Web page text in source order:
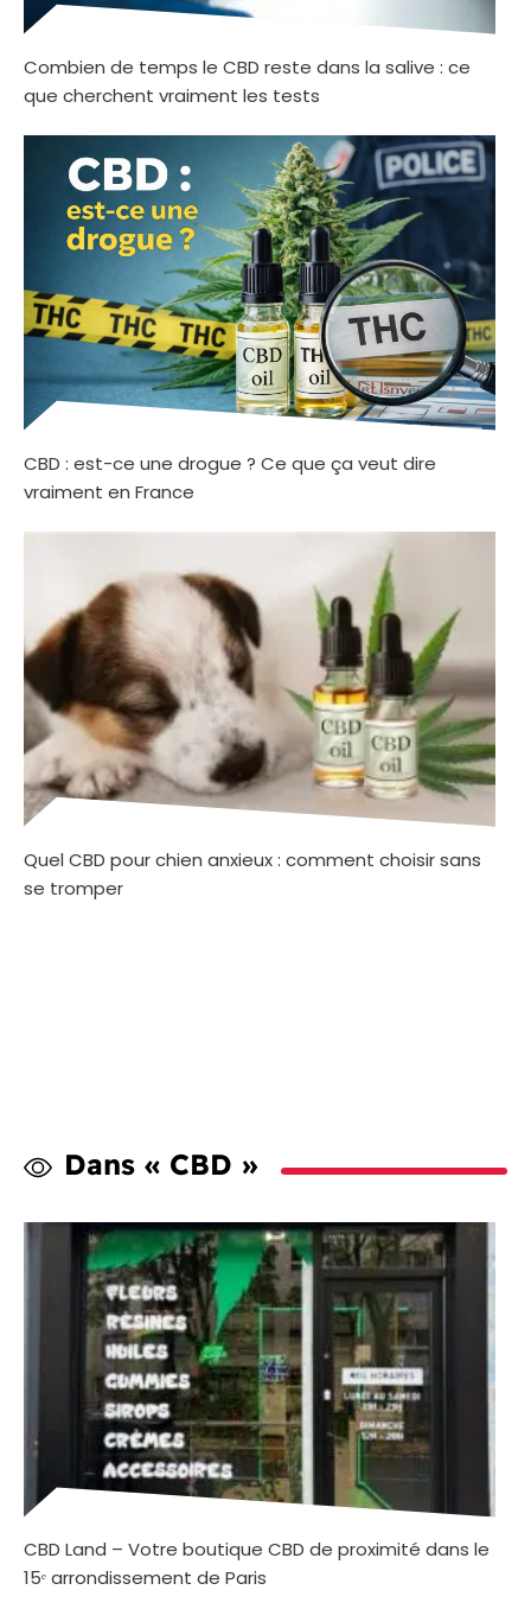
Combien de temps le CBD reste dans la salive : ce
que cherchent vraiment les tests
CBD : est-ce une drogue ? Ce que ça veut dire
vraiment en France
Quel CBD pour chien anxieux : comment choisir sans
se tromper
Dans « CBD »
CBD Land – Votre boutique CBD de proximité dans le
15ᵉ arrondissement de Paris